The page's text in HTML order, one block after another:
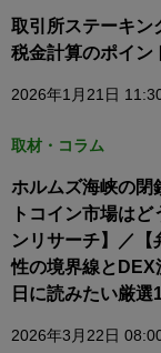
取引所ステーキン
税金計算のポイン
2026年1月21日
取材・コラム
ホルムズ海峡の閉
トコイン市場は
ンリサーチ】／【
性の境界線とDEX
日に読みたい厳選
2026年3月22日